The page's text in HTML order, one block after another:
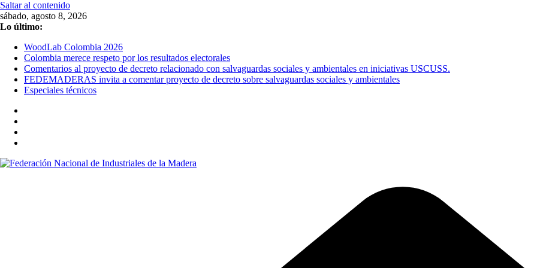
Saltar al contenido
sábado, agosto 8, 2026
Lo último:
WoodLab Colombia 2026
Colombia merece respeto por los resultados electorales
Comentarios al proyecto de decreto relacionado con salvaguardas sociales y ambientales en iniciativas USCUSS.
FEDEMADERAS invita a comentar proyecto de decreto sobre salvaguardas sociales y ambientales
Especiales técnicos